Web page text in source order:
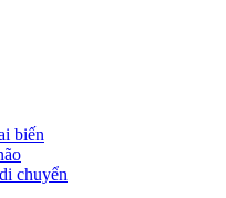
biến
chuyển